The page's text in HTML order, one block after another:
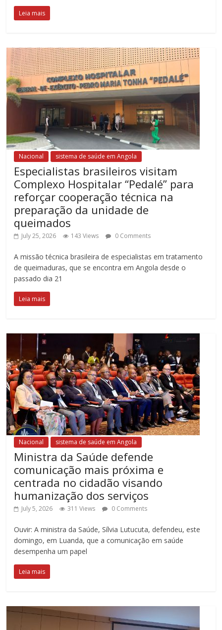
Leia mais
Nacional sistema de saúde em Angola
Especialistas brasileiros visitam
Complexo Hospitalar “Pedalé” para
reforçar cooperação técnica na
preparação da unidade de
queimados
July 25, 2026 143 Views 0 Comments
A missão técnica brasileira de especialistas em tratamento
de queimaduras, que se encontra em Angola desde o
passado dia 21
Leia mais
Nacional sistema de saúde em Angola
Ministra da Saúde defende
comunicação mais próxima e
centrada no cidadão visando
humanização dos serviços
July 5, 2026 311 Views 0 Comments
Ouvir: A ministra da Saúde, Sílvia Lutucuta, defendeu, este
domingo, em Luanda, que a comunicação em saúde
desempenha um papel
Leia mais